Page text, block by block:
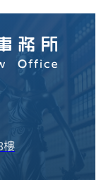
題就是有
入智慧
樓